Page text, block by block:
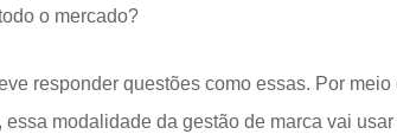
o mercado?
responder questões como essas. Por
modalidade da gestão de marca vai